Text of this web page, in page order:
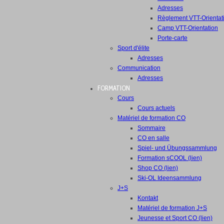
Adresses
Règlement VTT-
Camp VTT-Orientation
Porte-carte
Sport d'élite
Adresses
Communication
Adresses
FORMATION
Cours
Cours actuels
Matériel de formation CO
Sommaire
CO en salle
Spiel- und Übungssammlung
Formation sCOOL (lien)
Shop CO (lien)
Ski-OL Ideensammlung
J+S
Kontakt
Matériel de formation J+S
Jeunesse et Sport CO (lien)